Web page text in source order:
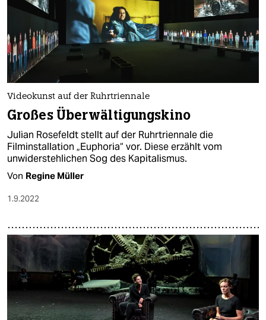
Videokunst auf der Ruhrtriennale
Großes Überwältigungskino
Julian Rosefeldt stellt auf der Ruhrtriennale die
Filminstallation „Euphoria“ vor. Diese erzählt vom
unwiderstehlichen Sog des Kapitalismus.
Von Regine Müller
1.9.2022